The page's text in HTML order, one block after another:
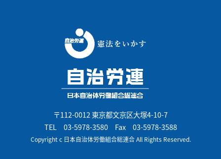
〒112-0012 東京都文京区大塚4-10-7
TEL 03-5978-3580Fax 03-5978-3588
Copyright c 日本自治体労働組合総連合 All Rights Reserved.